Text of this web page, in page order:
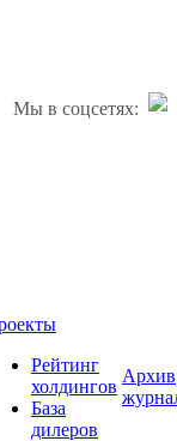
Мы в соцсетях:
Рейтинг
холдингов
База
дилеров
Архив